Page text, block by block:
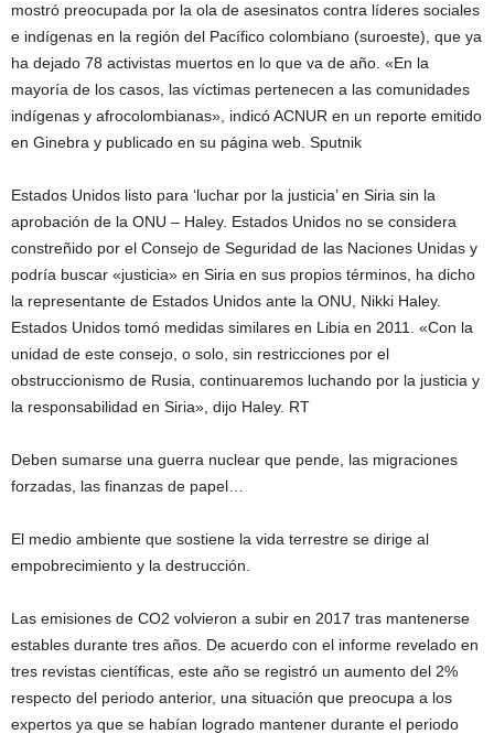
mostró preocupada por la ola de asesinatos contra líderes sociales
e indígenas en la región del Pacífico colombiano (suroeste), que ya
ha dejado 78 activistas muertos en lo que va de año. «En la
mayoría de los casos, las víctimas pertenecen a las comunidades
indígenas y afrocolombianas», indicó ACNUR en un reporte emitido
en Ginebra y publicado en su página web. Sputnik
Estados Unidos listo para ‘luchar por la justicia’ en Siria sin la
aprobación de la ONU – Haley. Estados Unidos no se considera
constreñido por el Consejo de Seguridad de las Naciones Unidas y
podría buscar «justicia» en Siria en sus propios términos, ha dicho
la representante de Estados Unidos ante la ONU, Nikki Haley.
Estados Unidos tomó medidas similares en Libia en 2011. «Con la
unidad de este consejo, o solo, sin restricciones por el
obstruccionismo de Rusia, continuaremos luchando por la justicia y
la responsabilidad en Siria», dijo Haley. RT
Deben sumarse una guerra nuclear que pende, las migraciones
forzadas, las finanzas de papel…
El medio ambiente que sostiene la vida terrestre se dirige al
empobrecimiento y la destrucción.
Las emisiones de CO2 volvieron a subir en 2017 tras mantenerse
estables durante tres años. De acuerdo con el informe revelado en
tres revistas científicas, este año se registró un aumento del 2%
respecto del periodo anterior, una situación que preocupa a los
expertos ya que se habían logrado mantener durante el periodo